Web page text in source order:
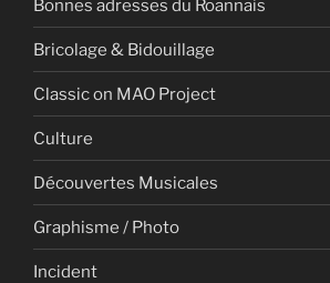
Bonnes adresses du Roannais
Bricolage & Bidouillage
Classic on MAO Project
Culture
Découvertes Musicales
Graphisme / Photo
Incident